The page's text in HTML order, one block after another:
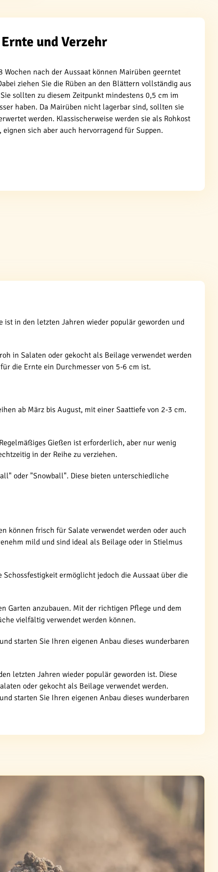
Ernte und Verzehr
Wochen nach der Aussaat können Mairüben geerntet
ziehen Sie die Rüben an den Blättern vollständig aus
sollten zu diesem Zeitpunkt mindestens 0,5 cm im
haben. Da Mairüben nicht lagerbar sind, sollten sie
werden. Klassischerweise werden sie als Rohkost
eignen sich aber auch hervorragend für Suppen.
in den letzten Jahren wieder populär geworden und
in Salaten oder gekocht als Beilage verwendet werden
die Ernte ein Durchmesser von 5-6 cm ist.
ab März bis August, mit einer Saattiefe von 2-3 cm.
Gießen ist erforderlich, aber nur wenig
in der Reihe zu verziehen.
oder "Snowball". Diese bieten unterschiedliche
können frisch für Salate verwendet werden oder auch
mild und sind ideal als Beilage oder in Stielmus
ermöglicht jedoch die Aussaat über die
Garten anzubauen. Mit der richtigen Pflege und dem
vielfältig verwendet werden können.
starten Sie Ihren eigenen Anbau dieses wunderbaren
letzten Jahren wieder populär geworden ist. Diese
oder gekocht als Beilage verwendet werden.
starten Sie Ihren eigenen Anbau dieses wunderbaren